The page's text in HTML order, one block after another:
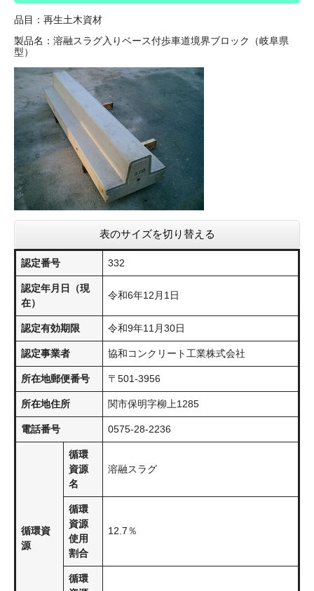
品目：再生土木資材
製品名：溶融スラグ入りベース付歩車道境界ブロック（岐阜県
型）
表のサイズを切り替える
認定番号 332
認定年月日（現
在）
令和6年12月1日
認定有効期限 令和9年11月30日
認定事業者 協和コンクリート工業株式会社
所在地郵便番号 〒501-3956
所在地住所 関市保明字柳上1285
電話番号 0575-28-2236
循環資
源
循環
資源
名
溶融スラグ
循環
資源
使用
割合
12.7％
循環